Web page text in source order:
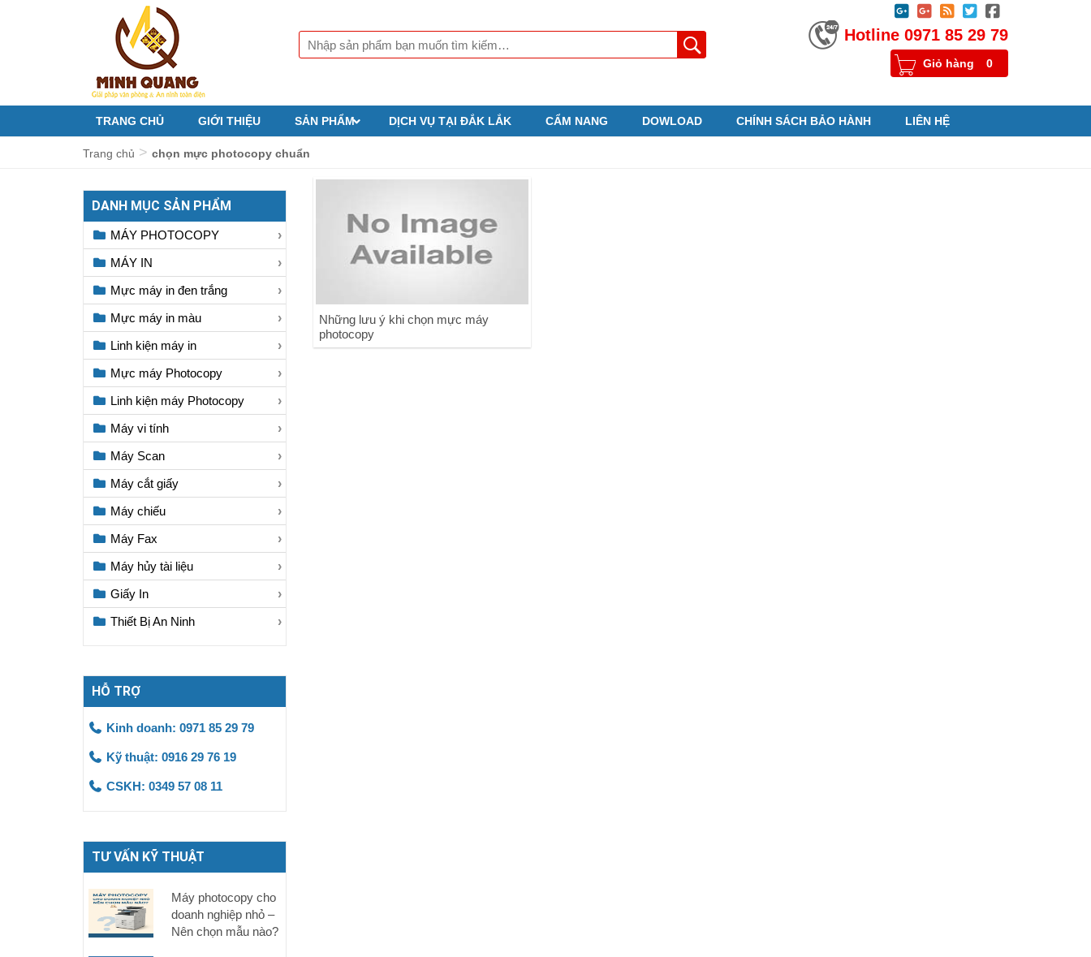





Hotline 0971 85 29 79
Giỏ hàng 0
TRANG CHỦ GIỚI THIỆU SẢN PHẨM DỊCH VỤ TẠI ĐẮK LẮK CẨM NANG DOWLOAD CHÍNH SÁCH BẢO HÀNH LIÊN HỆ
Trang chủ > chọn mực photocopy chuẩn
Những lưu ý khi chọn mực máy
photocopy
DANH MỤC SẢN PHẨM
MÁY PHOTOCOPY
MÁY IN
Mực máy in đen trắng
Mực máy in màu
Linh kiện máy in
Mực máy Photocopy
Linh kiện máy Photocopy
Máy vi tính
Máy Scan
Máy cắt giấy
Máy chiếu
Máy Fax
Máy hủy tài liệu
Giấy In
Thiết Bị An Ninh
HỖ TRỢ
Kinh doanh: 0971 85 29 79
Kỹ thuật: 0916 29 76 19
CSKH: 0349 57 08 11
TƯ VẤN KỸ THUẬT
Máy photocopy cho
doanh nghiệp nhỏ –
Nên chọn mẫu nào?